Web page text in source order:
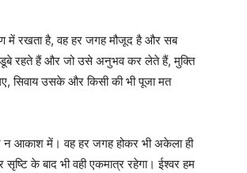
में रखता है, वह हर जगह मौजूद है और सब
डूबे रहते हैं और जो उसे अनुभव कर लेते हैं, मुक्ति
सिवाय उसके और किसी की भी पूजा मत
न आकाश में। वह हर जगह होकर भी अकेला ही
के बाद भी वही एकमात्र रहेगा। ईश्‍वर हम